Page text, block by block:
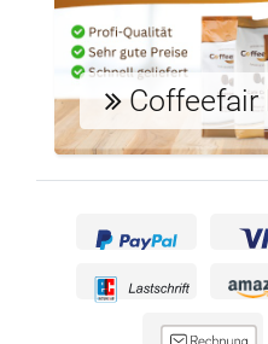
Coffeefair